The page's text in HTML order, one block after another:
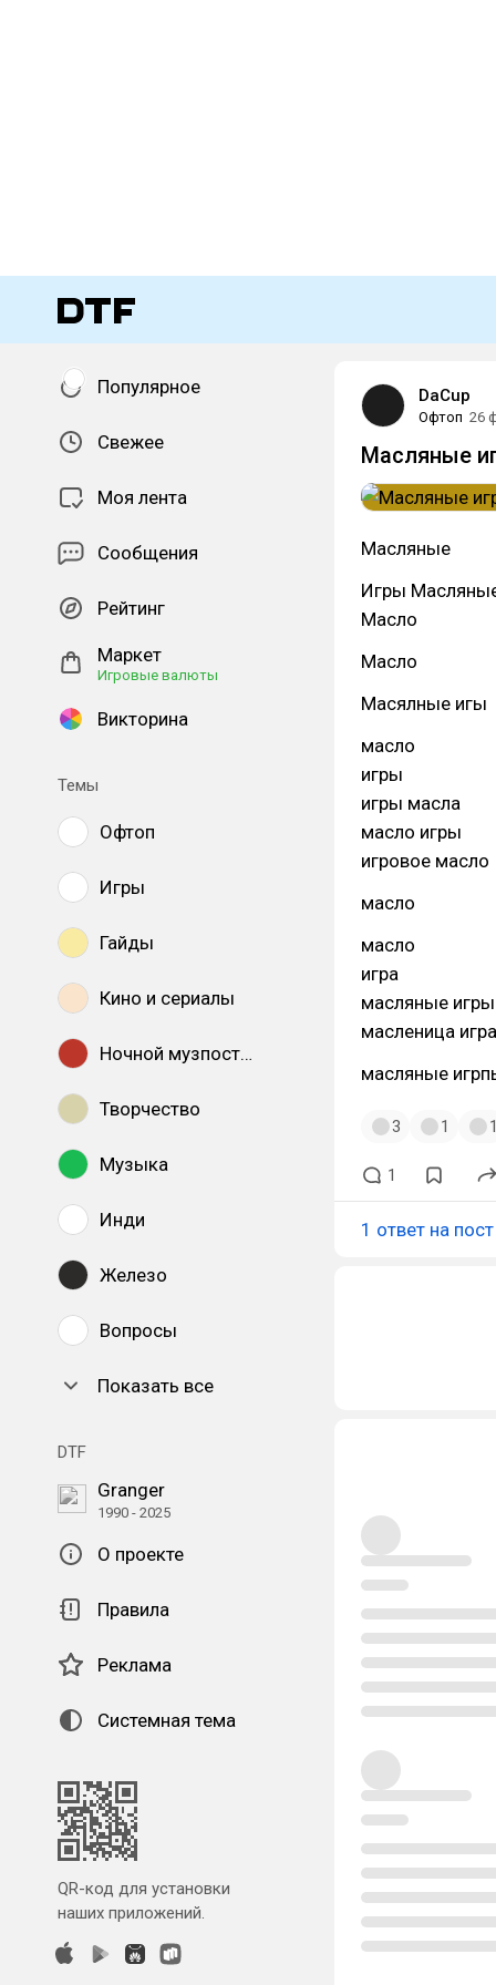
Популярное
Свежее
Моя лента
Сообщения
Рейтинг
Маркет
Игровые валюты
Викторина
Темы
Офтоп
Игры
Гайды
Кино и сериалы
Ночной музпостинг
Творчество
Музыка
Инди
Железо
Вопросы
Показать все
DTF
Granger
1990 - 2025
О проекте
Правила
Реклама
Системная тема
QR-код для установки
наших приложений.
DaCup
Офтоп 26
Масляные
Масляные
Игры
Масло
Масло
Масялные игы
масло
игры
игры масла
масло игры
игровое масло
масло
масло
игра
масляные
масленица
масляные
3 1
1
1 ответ на пост